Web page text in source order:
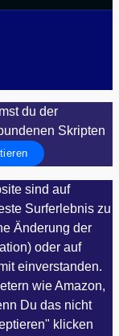
du der
Skripten
sind auf
Surferlebnis zu
Änderung der
oder auf
einverstanden.
wie Amazon,
Du das nicht
klicken